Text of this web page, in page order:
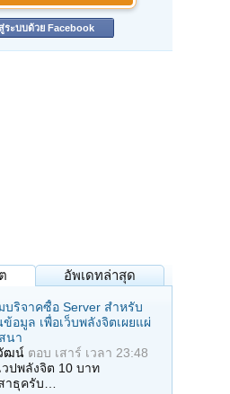
ระบบด้วย Facebook
อัพเดทล่าสุด
บริจาคซื้อ Server สำหรับ
อมูล เพื่อเว็บพลังจิตเผยแผ่
นา
ฒน์ ตอบ เสาร์ เวลา 23:48
ปพลังจิต 10 บาท
าธุครับ…